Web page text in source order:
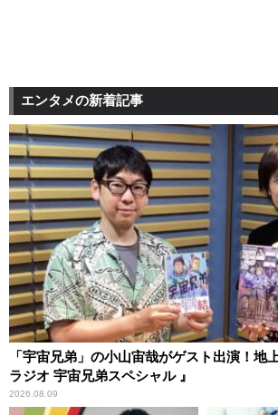
エンタメの新着記事
「宇宙兄弟」の小山宙哉がゲスト出演！地
ラジオ 宇宙兄弟スペシャル 』
2026.08.09